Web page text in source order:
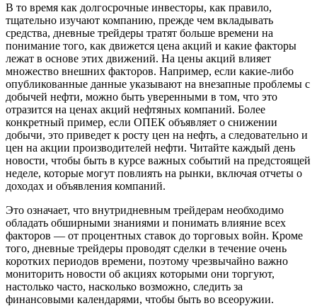
В то время как долгосрочные инвесторы, как правило,
тщательно изучают компанию, прежде чем вкладывать
средства, дневные трейдеры тратят больше времени на
понимание того, как движется цена акций и какие факторы
лежат в основе этих движений. На цены акций влияет
множество внешних факторов. Например, если какие-либо
опубликованные данные указывают на внезапные проблемы с
добычей нефти, можно быть уверенными в том, что это
отразится на ценах акций нефтяных компаний. Более
конкретный пример, если ОПЕК объявляет о снижении
добычи, это приведет к росту цен на нефть, а следовательно и
цен на акции производителей нефти. Читайте каждый день
новости, чтобы быть в курсе важных событий на предстоящей
неделе, которые могут повлиять на рынки, включая отчеты о
доходах и объявления компаний.
Это означает, что внутридневным трейдерам необходимо
обладать обширными знаниями и понимать влияние всех
факторов — от процентных ставок до торговых войн. Кроме
того, дневные трейдеры проводят сделки в течение очень
коротких периодов времени, поэтому чрезвычайно важно
мониторить новости об акциях которыми они торгуют,
настолько часто, насколько возможно, следить за
финансовыми календарями, чтобы быть во всеоружии.